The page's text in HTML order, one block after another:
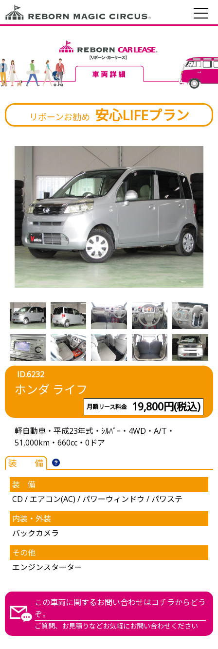
リボーンお勧め 安心LIFEプラン
ID.6232
ホンダ ライフ
月額リース料金 19,800円(税込)
軽自動車・平成23年式・ｼﾙﾊﾞｰ・4WD・A/T・
51,000km・660cc・0ドア
装 備
装 備
CD / エアコン(AC) / パワーウィンドウ / パワステ
内装・外装
バックカメラ
その他
エンジンスターター
この車両に関するお問い合わせはコチラからどう
ぞ。
ご質問、お見積りなどお気軽にお問い合わせください